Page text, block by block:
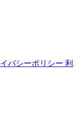
バシーポリシー 利